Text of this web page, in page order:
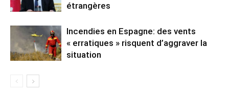
étrangères
Incendies en Espagne: des vents
« erratiques » risquent d’aggraver la
situation